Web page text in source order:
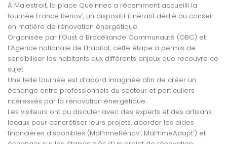
À Malestroit, la place Queinnec a récemment accueilli la
tournée France Rénov’, un dispositif itinérant dédié au conseil
en matière de rénovation énergétique.
Organisée par l’Oust à Brocéliande Communauté (OBC) et
l’Agence nationale de l’habitat, cette étape a permis de
sensibiliser les habitants aux différents enjeux que recouvre ce
sujet.
Une telle tournée est d’abord imaginée afin de créer un
échange entre professionnels du secteur et particuliers
intéressés par la rénovation énergétique.
Les visiteurs ont pu discuter avec des experts et des artisans
locaux pour concrétiser leurs projets, aborder les aides
financières disponibles (MaPrimeRénov’, MaPrimeAdapt’) et